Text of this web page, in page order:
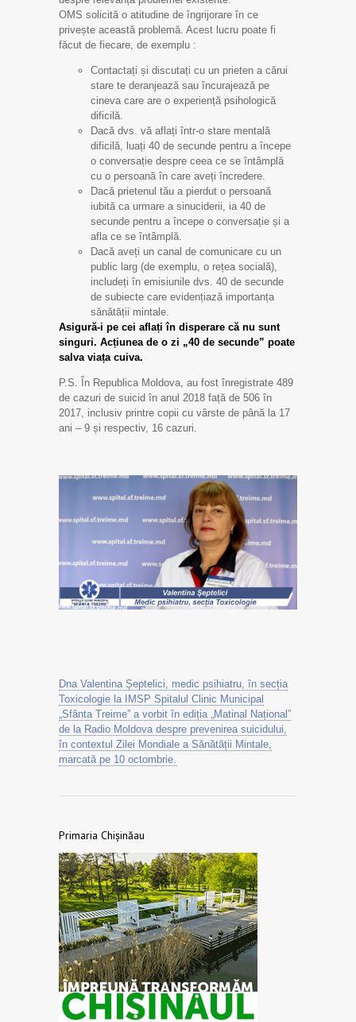
OMS solicită o atitudine de îngrijorare în ce
privește această problemă. Acest lucru poate fi
făcut de fiecare, de exemplu :
Contactați și discutați cu un prieten a cărui
stare te deranjează sau încurajează pe
cineva care are o experiență psihologică
dificilă.
Dacă dvs. vă aflați într-o stare mentală
dificilă, luați 40 de secunde pentru a începe
o conversație despre ceea ce se întâmplă
cu o persoană în care aveți încredere.
Dacă prietenul tău a pierdut o persoană
iubită ca urmare a sinuciderii, ia 40 de
secunde pentru a începe o conversație și a
afla ce se întâmplă.
Dacă aveți un canal de comunicare cu un
public larg (de exemplu, o rețea socială),
includeți în emisiunile dvs. 40 de secunde
de subiecte care evidențiază importanța
sănătății mintale.
Asigură-i pe cei aflați în disperare că nu sunt
singuri. Acțiunea de o zi „40 de secunde” poate
salva viața cuiva.
P.S. În Republica Moldova, au fost înregistrate 489
de cazuri de suicid în anul 2018 față de 506 în
2017, inclusiv printre copii cu vârste de până la 17
ani – 9 și respectiv, 16 cazuri.
Dna Valentina Șeptelici, medic psihiatru, în secția
Toxicologie la IMSP Spitalul Clinic Municipal
„Sfânta Treime” a vorbit în ediția „Matinal Național”
de la Radio Moldova despre prevenirea suicidului,
în contextul Zilei Mondiale a Sănătății Mintale,
marcată pe 10 octombrie.
Primaria Chișinăau